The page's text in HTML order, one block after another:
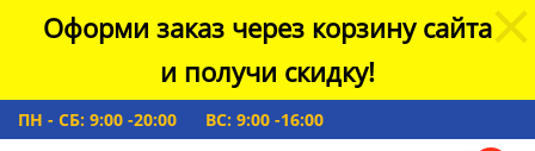
Оформи заказ через корзину сайта
и получи скидку!
ПН - СБ: 9:00 -20:00 ВС: 9:00 -16:00